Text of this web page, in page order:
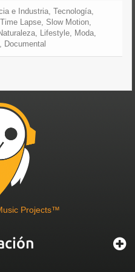
e Industria, Tecnología,
Lapse, Slow Motion,
Lifestyle, Moda,
Documental
Projects™